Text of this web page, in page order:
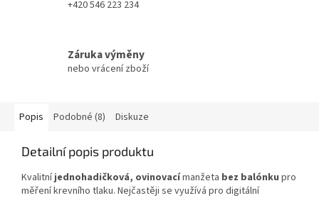
+420 546 223 234
Záruka výměny
nebo vrácení zboží
Popis Podobné (8) Diskuze
Detailní popis produktu
Kvalitníjednohadičková, ovinovacímanžeta bez balónku pro
měření krevního tlaku. Nejčastěji se využívá pro digitální